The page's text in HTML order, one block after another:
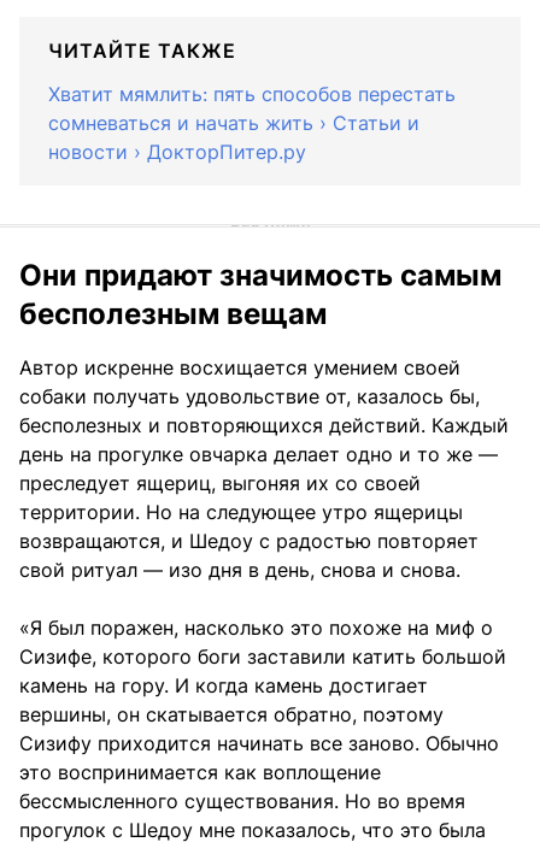
ЧИТАЙТЕ ТАКЖЕ
Хватит мямлить: пять способов перестать
сомневаться и начать жить › Статьи и
новости › ДокторПитер.ру
Они придают значимость самым
бесполезным вещам
Автор искренне восхищается умением своей
собаки получать удовольствие от, казалось бы,
бесполезных и повторяющихся действий. Каждый
день на прогулке овчарка делает одно и то же —
преследует ящериц, выгоняя их со своей
территории. Но на следующее утро ящерицы
возвращаются, и Шедоу с радостью повторяет
свой ритуал — изо дня в день, снова и снова.
«Я был поражен, насколько это похоже на миф о
Сизифе, которого боги заставили катить большой
камень на гору. И когда камень достигает
вершины, он скатывается обратно, поэтому
Сизифу приходится начинать все заново. Обычно
это воспринимается как воплощение
бессмысленного существования. Но во время
прогулок с Шедоу мне показалось, что это была